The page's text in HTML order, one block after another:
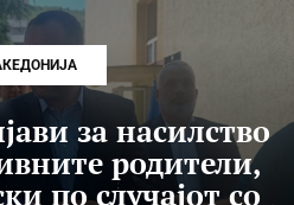
за насилство
родители,
по случајот со